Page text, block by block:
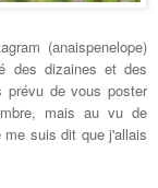
(anaispenelope)
des dizaines et des
prévu de vous poster
mais au vu de
me suis dit que j'allais